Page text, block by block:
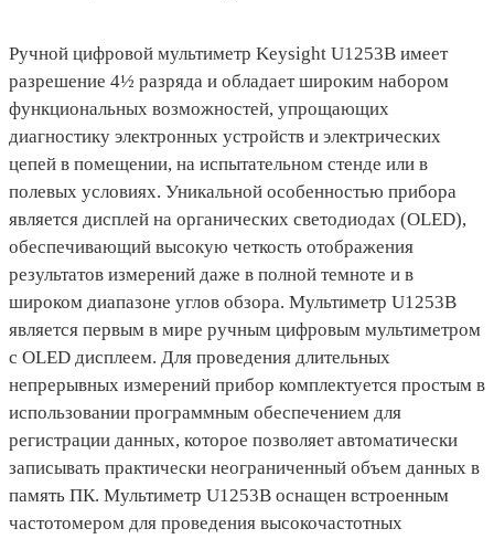
Ручной цифровой мультиметр Keysight U1253B имеет
разрешение 4½ разряда и обладает широким набором
функциональных возможностей, упрощающих
диагностику электронных устройств и электрических
цепей в помещении, на испытательном стенде или в
полевых условиях. Уникальной особенностью прибора
является дисплей на органических светодиодах (OLED),
обеспечивающий высокую четкость отображения
результатов измерений даже в полной темноте и в
широком диапазоне углов обзора. Мультиметр U1253B
является первым в мире ручным цифровым мультиметром
с OLED дисплеем. Для проведения длительных
непрерывных измерений прибор комплектуется простым в
использовании программным обеспечением для
регистрации данных, которое позволяет автоматически
записывать практически неограниченный объем данных в
память ПК. Мультиметр U1253B оснащен встроенным
частотомером для проведения высокочастотных